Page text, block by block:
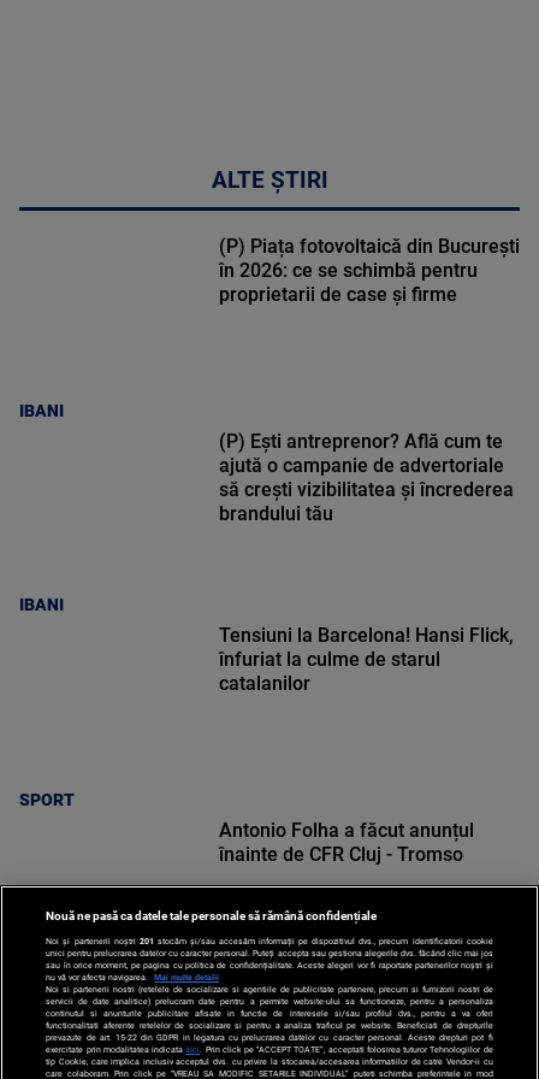
ALTE ȘTIRI
IBANI
(P) Piața fotovoltaică din București
în 2026: ce se schimbă pentru
proprietarii de case și firme
IBANI
(P) Ești antreprenor? Află cum te
ajută o campanie de advertoriale
să crești vizibilitatea și încrederea
brandului tău
SPORT
Tensiuni la Barcelona! Hansi Flick,
înfuriat la culme de starul
catalanilor
SPORT
Antonio Folha a făcut anunțul
înainte de CFR Cluj - Tromso
Nouă ne pasă ca datele tale personale să rămână confidențiale
Noi și partenerii noștri 201 stocăm și/sau accesăm informații pe dispozitivul dvs., precum identificatorii cookie
unici pentru prelucrarea datelor cu caracter personal. Puteți accepta sau gestiona alegerile dvs. făcând clic mai jos
sau în orice moment, pe pagina cu politica de confidențialitate. Aceste alegeri vor fi raportate partenerilor noștri și
nu vă vor afecta navigarea.
Mai multe detalii
Noi si partenerii nostri (retelele de socializare si agentiile de publicitate partenere, precum si furnizorii nostri de
servicii de date analitice) prelucram date pentru a permite website-ului sa functioneze, pentru a personaliza
continutul si anunturile publicitare afisate in functie de interesele si/sau profilul dvs., pentru a va oferi
functionalitati aferente retelelor de socializare si pentru a analiza traficul pe website. Beneficiati de drepturile
prevazute de art. 15-22 din GDPR in legatura cu prelucrarea datelor cu caracter personal. Aceste drepturi pot fi
exercitate prin modalitatea indicataaici . Prin click pe “ACCEPT TOATE”, acceptati folosirea tuturor Tehnologiilor de
tip Cookie, care implica inclusiv acceptul dvs. cu privire la stocarea/accesarea informatiilor de catre Vendor-ii cu
care colaboram. Prin click pe “VREAU SA MODIFIC SETARILE INDIVIDUAL” puteti schimba preferintele in mod